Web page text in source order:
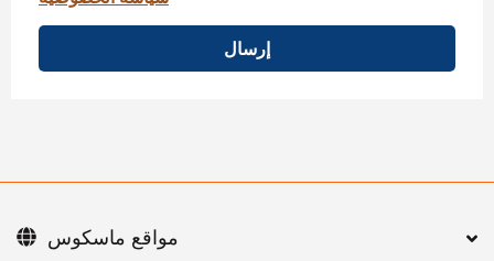
إرسال
مواقع ماسكوس